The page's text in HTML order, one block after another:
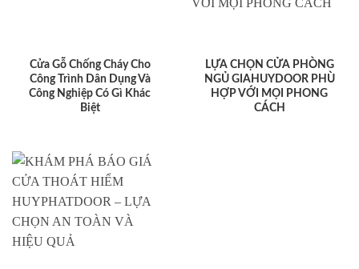
Cửa Gỗ Chống Cháy Cho
Công Trình Dân Dụng Và
Công Nghiệp Có Gì Khác
Biệt
LỰA CHỌN CỬA PHÒNG
NGỦ GIAHUYDOOR PHÙ
HỢP VỚI MỌI PHONG
CÁCH